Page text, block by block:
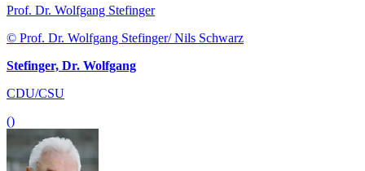
Prof. Dr. Wolfgang Stefinger
© Prof. Dr. Wolfgang Stefinger/ Nils Schwarz
Stefinger, Dr. Wolfgang
CDU/CSU
()